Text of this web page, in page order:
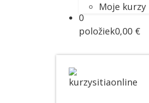
Moje kurzy
0
položiek0,00 €